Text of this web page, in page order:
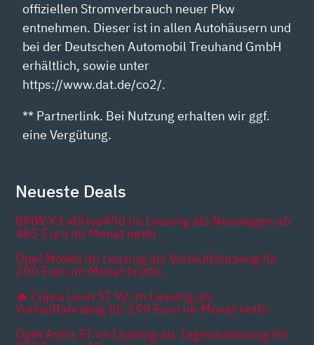
offiziellen Stromverbrauch neuer Pkw
entnehmen. Dieser ist in allen Autohäusern und
bei der Deutschen Automobil Treuhand GmbH
erhältlich, sowie unter
https://www.dat.de/co2/.
** Partnerlink. Bei Nutzung erhalten wir ggf.
eine Vergütung.
Neueste Deals
BMW X3 xDrive40d im Leasing als Neuwagen ab
485 Euro im Monat netto
Opel Mokka im Leasing als Vorlauffahrzeug für
200 Euro im Monat brutto
🔥 Cupra Leon ST VZ im Leasing als
Vorlauffahrzeug für 199 Euro im Monat netto
Opel Astra ST im Leasing als Tageszulassung für